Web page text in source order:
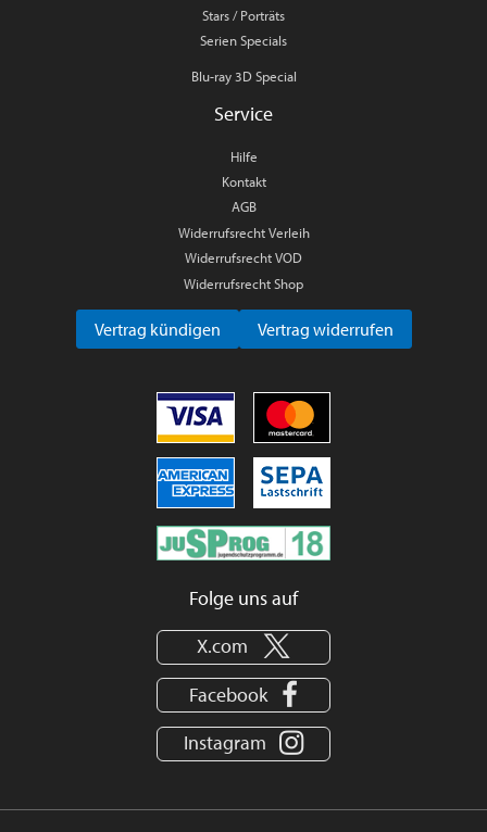
Stars / Porträts
Serien Specials
Blu-ray 3D Special
Service
Hilfe
Kontakt
AGB
Widerrufsrecht Verleih
Widerrufsrecht VOD
Widerrufsrecht Shop
Vertrag kündigen Vertrag widerrufen
Folge uns auf
X.com
Facebook
Instagram